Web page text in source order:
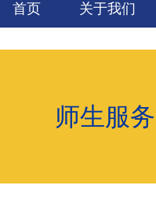
首页 关于我们
师生服务